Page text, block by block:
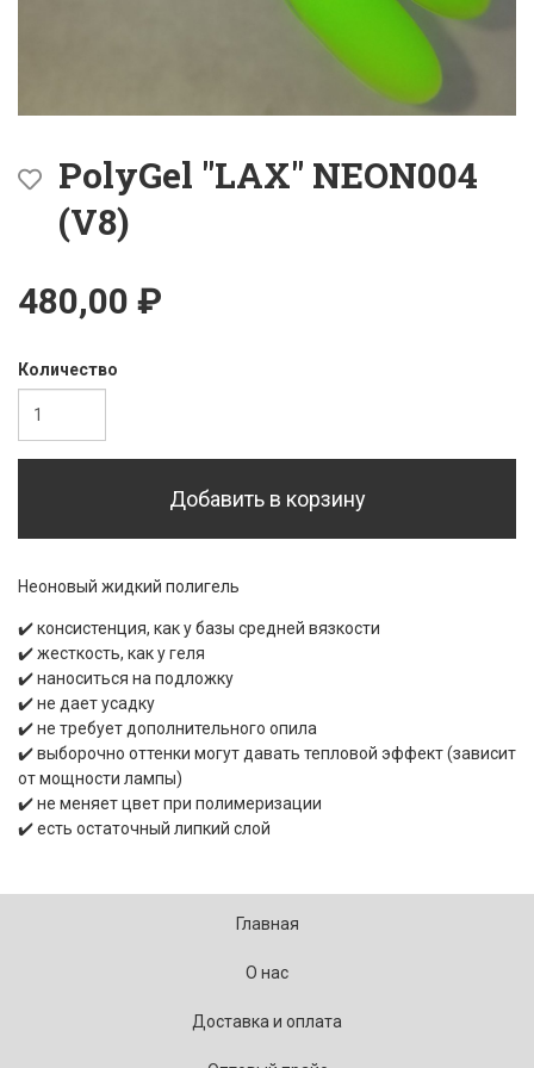
PolyGel "LAX" NEON004
(V8)
480,00 ₽
Количество
Добавить в корзину
Неоновый жидкий полигель
✔️ консистенция, как у базы средней вязкости
✔️ жесткость, как у геля
✔️ наноситься на подложку
✔️ не дает усадку
✔️ не требует дополнительного опила
✔️ выборочно оттенки могут давать тепловой эффект (зависит
от мощности лампы)
✔️ не меняет цвет при полимеризации
✔️ есть остаточный липкий слой
Главная
О нас
Доставка и оплата